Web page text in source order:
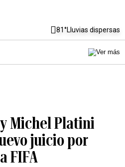
81°Lluvias dispersas
Michel Platini
juicio por
FIFA